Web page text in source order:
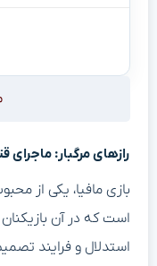
رازهای مرگبار: ماجرای
بازی مافیا، یکی از
است که در آن
استدلال و فرایند